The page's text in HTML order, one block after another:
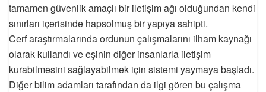
tamamen güvenlik amaçlı bir iletişim ağı olduğundan kendi
sınırları içerisinde hapsolmuş bir yapıya sahipti.
Cerf araştırmalarında ordunun çalışmalarını ilham kaynağı
olarak kullandı ve eşinin diğer insanlarla iletişim
kurabilmesini sağlayabilmek için sistemi yaymaya başladı.
Diğer bilim adamları tarafından da ilgi gören bu çalışma